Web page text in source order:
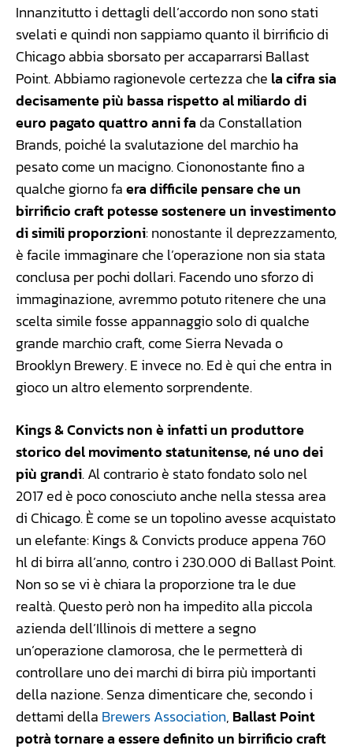
Innanzitutto i dettagli dell’accordo non sono stati
svelati e quindi non sappiamo quanto il birrificio di
Chicago abbia sborsato per accaparrarsi Ballast
Point. Abbiamo ragionevole certezza che la cifra sia
decisamente più bassa rispetto al miliardo di
euro pagato quattro anni fa da Constallation
Brands, poiché la svalutazione del marchio ha
pesato come un macigno. Ciononostante fino a
qualche giorno faera difficile pensare che un
birrificio craft potesse sostenere un investimento
di simili proporzioni: nonostante il deprezzamento,
è facile immaginare che l’operazione non sia stata
conclusa per pochi dollari. Facendo uno sforzo di
immaginazione, avremmo potuto ritenere che una
scelta simile fosse appannaggio solo di qualche
grande marchio craft, come Sierra Nevada o
Brooklyn Brewery. E invece no. Ed è qui che entra in
gioco un altro elemento sorprendente.
Kings & Convicts non è infatti un produttore
storico del movimento statunitense, né uno dei
più grandi. Al contrario è stato fondato solo nel
2017 ed è poco conosciuto anche nella stessa area
di Chicago. È come se un topolino avesse acquistato
un elefante: Kings & Convicts produce appena 760
hl di birra all’anno, contro i 230.000 di Ballast Point.
Non so se vi è chiara la proporzione tra le due
realtà. Questo però non ha impedito alla piccola
azienda dell’Illinois di mettere a segno
un’operazione clamorosa, che le permetterà di
controllare uno dei marchi di birra più importanti
della nazione. Senza dimenticare che, secondo i
dettami della Brewers Association, Ballast Point
potrà tornare a essere definito un birrificio craft